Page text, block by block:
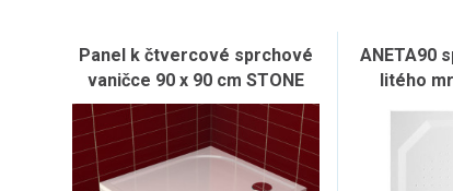
Panel k čtvercové sprchové
vaničce 90 x 90 cm STONE
ANETA90
litého